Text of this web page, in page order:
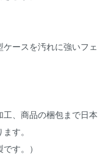
ースを汚れに強いフェ
、商品の梱包まで日本
す。
す。）